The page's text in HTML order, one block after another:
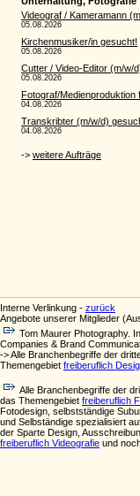
Interne Verlinkung - zurück
Angebote unserer Mitglieder
Tom Maurer Photography.
Companies & Brand
-> Alle Branchenbegriffe der
Themengebiet freiberuflich
Alle Branchenbegriffe der
das Themengebiet freiberuflich
Fotodesign, selbstständige
und Selbständige spezialisiert
der Sparte Design,
freiberuflich Videografie und